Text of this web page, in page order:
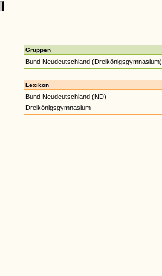
Gruppen
Bund Neudeutschland (Dreikönigsgymnasium)
Lexikon
Bund Neudeutschland (ND)
Dreikönigsgymnasium